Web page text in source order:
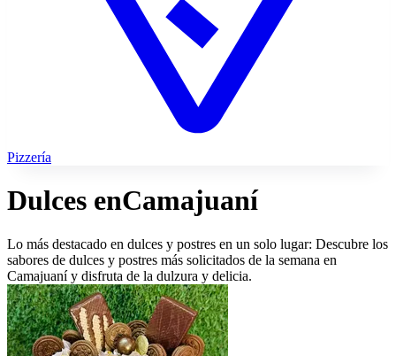
Pizzería
Dulces enCamajuaní
Lo más destacado en dulces y postres en un solo lugar: Descubre los
sabores de dulces y postres más solicitados de la semana en
Camajuaní y disfruta de la dulzura y delicia.